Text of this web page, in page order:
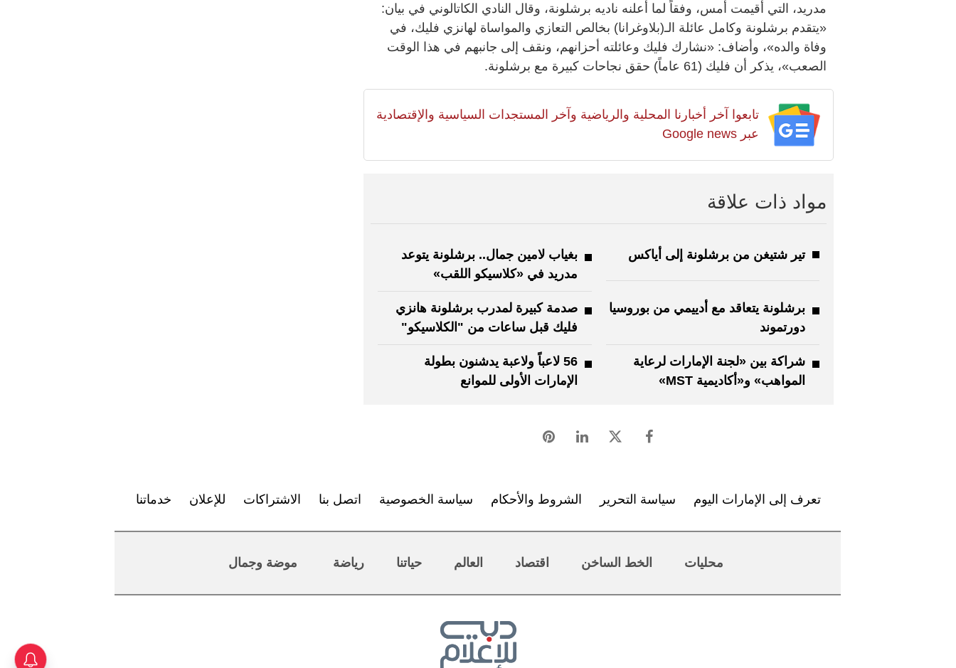
مدريد، التي أقيمت أمس، وفقاً لما أعلنه ناديه برشلونة، وقال النادي الكاتالوني في بيان:
«يتقدم برشلونة وكامل عائلة الـ(بلاوغرانا) بخالص التعازي والمواساة لهانزي فليك، في
وفاة والده»، وأضاف: «نشارك فليك وعائلته أحزانهم، ونقف إلى جانبهم في هذا الوقت
الصعب»، يذكر أن فليك (61 عاماً) حقق نجاحات كبيرة مع برشلونة.
تابعوا آخر أخبارنا المحلية والرياضية وآخر المستجدات السياسية والإقتصادية
عبر Google news
مواد ذات علاقة
تير شتيغن من برشلونة إلى أياكس
بغياب لامين جمال.. برشلونة يتوعد
مدريد في «كلاسيكو اللقب»
برشلونة يتعاقد مع أدييمي من بوروسيا
دورتموند
صدمة كبيرة لمدرب برشلونة هانزي
فليك قبل ساعات من "الكلاسيكو"
شراكة بين «لجنة الإمارات لرعاية
المواهب» و«أكاديمية MST»
56 لاعباً ولاعبة يدشنون بطولة
الإمارات الأولى للموانع
تعرف إلى الإمارات اليوم سياسة التحرير الشروط والأحكام سياسة الخصوصية اتصل بنا الاشتراكات للإعلان خدماتنا
محليات الخط الساخن اقتصاد العالم حياتنا رياضة موضة وجمال